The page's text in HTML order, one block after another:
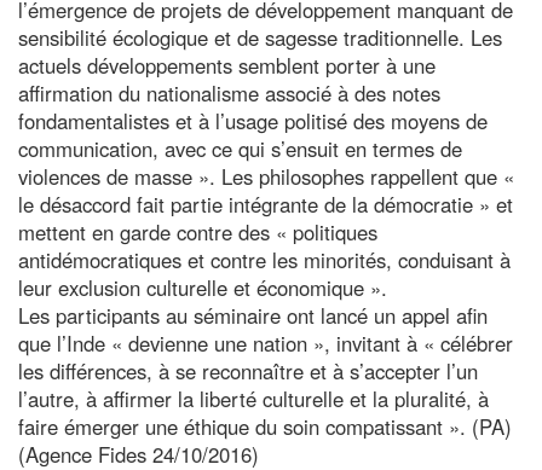
l’émergence de projets de développement manquant de
sensibilité écologique et de sagesse traditionnelle. Les
actuels développements semblent porter à une
affirmation du nationalisme associé à des notes
fondamentalistes et à l’usage politisé des moyens de
communication, avec ce qui s’ensuit en termes de
violences de masse ». Les philosophes rappellent que «
le désaccord fait partie intégrante de la démocratie » et
mettent en garde contre des « politiques
antidémocratiques et contre les minorités, conduisant à
leur exclusion culturelle et économique ».
Les participants au séminaire ont lancé un appel afin
que l’Inde « devienne une nation », invitant à « célébrer
les différences, à se reconnaître et à s’accepter l’un
l’autre, à affirmer la liberté culturelle et la pluralité, à
faire émerger une éthique du soin compatissant ». (PA)
(Agence Fides 24/10/2016)